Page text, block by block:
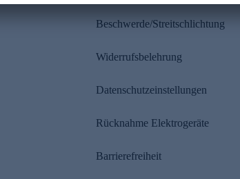
Beschwerde/Streitschlichtung
Widerrufsbelehrung
Datenschutzeinstellungen
Rücknahme Elektrogeräte
Barrierefreiheit